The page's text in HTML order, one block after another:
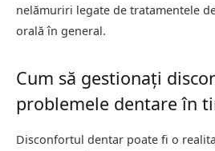
nelămuriri legate de tratamentele
orală în general.
Cum să gestionați
problemele dentare în
Disconfortul dentar poate fi o